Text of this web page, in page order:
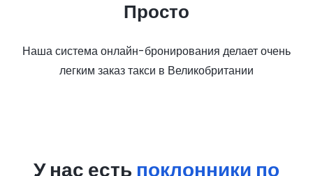
Просто
Наша система онлайн-бронирования делает очень
легким заказ такси в Великобритании
У нас есть поклонники по